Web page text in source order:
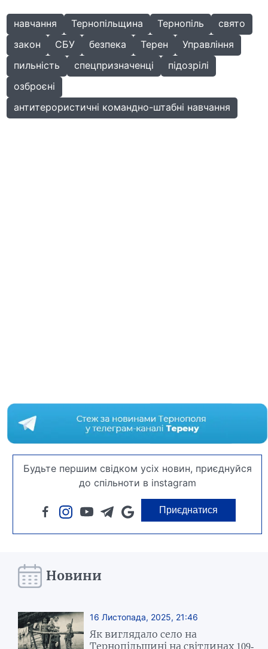
навчання Тернопільщина Тернопіль
свято
закон
СБУ безпека Терен
Управління
пильність
спецпризначенці
підозрілі
озброєні
антитерористичні командно-штабні навчання
Будьте першим свідком усіх новин, приєднуйся
до спільноти в instagram
Приєднатися
Новини
16 Листопада, 2025, 21:46
Як виглядало село на
Тернопільщині на світлинах 109-